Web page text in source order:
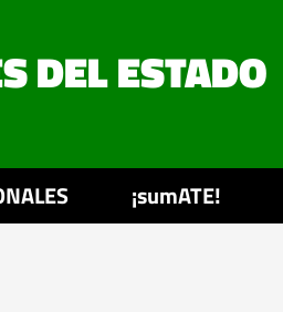
DEL ESTADO
¡sumATE!